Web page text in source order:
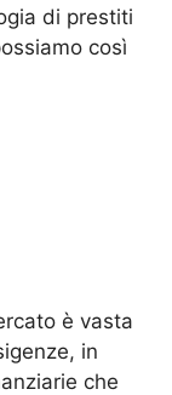
di prestiti
così
è vasta
in
che